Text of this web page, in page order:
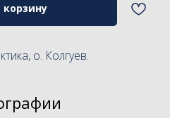
о. Колгуев.